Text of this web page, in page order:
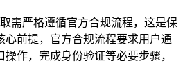
需严格遵循官方合规流程，这是保
心前提，官方合规流程要求用户通
作，完成身份验证等必要步骤，